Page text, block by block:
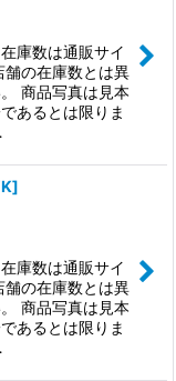
庫数は通販サイ
舗の在庫数とは異
商品写真は見本
あるとは限りま
]
庫数は通販サイ
舗の在庫数とは異
商品写真は見本
あるとは限りま